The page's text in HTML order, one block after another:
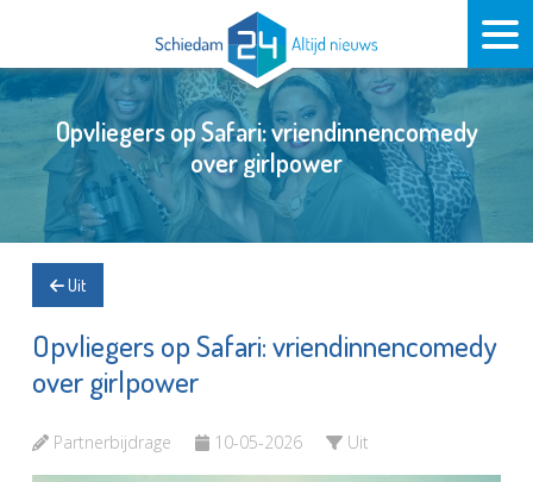
Opvliegers op Safari: vriendinnencomedy
over girlpower
Uit
Opvliegers op Safari: vriendinnencomedy
over girlpower
Partnerbijdrage 10-05-2026 Uit